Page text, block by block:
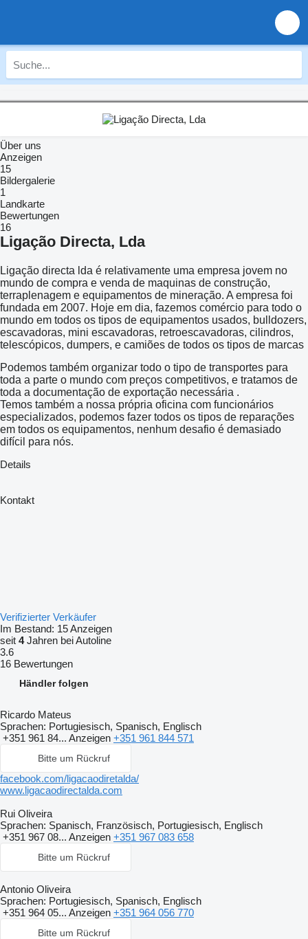
Über uns
Anzeigen
15
Bildergalerie
1
Landkarte
Bewertungen
16
Ligação Directa, Lda
Ligação directa lda é relativamente uma empresa jovem no
mundo de compra e venda de maquinas de construção,
terraplenagem e equipamentos de mineração. A empresa foi
fundada em 2007. Hoje em dia, fazemos comércio para todo o
mundo em todos os tipos de equipamentos usados, bulldozers,
escavadoras, mini escavadoras, retroescavadoras, cilindros,
telescópicos, dumpers, e camiões de todos os tipos de marcas
Podemos também organizar todo o tipo de transportes para
toda a parte o mundo com preços competitivos, e tratamos de
toda a documentação de exportação necessária .
Temos também a nossa própria oficina com funcionários
especializados, podemos fazer todos os tipos de reparações
em todos os equipamentos, nenhum desafio é demasiado
difícil para nós.
Details
Kontakt
Verifizierter Verkäufer
Im Bestand: 15 Anzeigen
seit 4Jahren bei Autoline
3.6
16 Bewertungen
Händler folgen
Ricardo Mateus
Sprachen: Portugiesisch, Spanisch, Englisch
+351 961 84... Anzeigen +351 961 844 571
Bitte um Rückruf
facebook.com/ligacaodiretalda/
www.ligacaodirectalda.com
Rui Oliveira
Sprachen: Spanisch, Französisch, Portugiesisch, Englisch
+351 967 08... Anzeigen +351 967 083 658
Bitte um Rückruf
Antonio Oliveira
Sprachen: Portugiesisch, Spanisch, Englisch
+351 964 05... Anzeigen +351 964 056 770
Bitte um Rückruf